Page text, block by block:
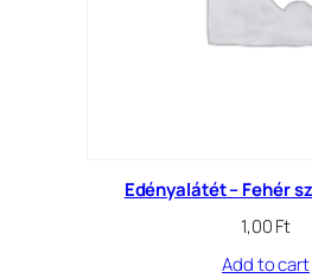
Edényalátét – Fehér
1,00 Ft
Add to cart